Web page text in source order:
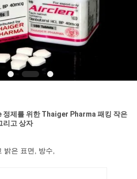
제를 위한 Thaiger Pharma 패킹 작은
리고 상자
밝은 표면, 방수,